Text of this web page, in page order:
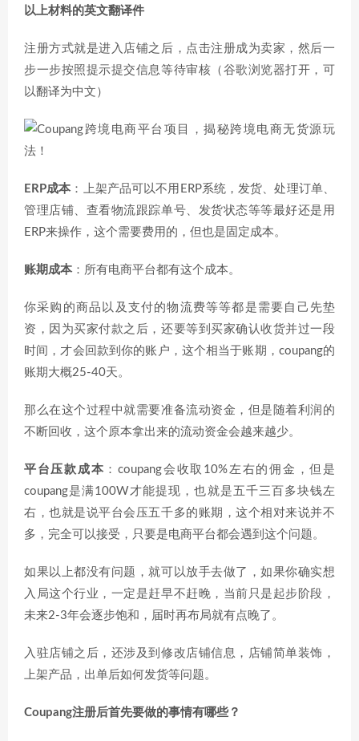
以上材料的英文翻译件
注册方式就是进入店铺之后，点击注册成为卖家，然后一
步一步按照提示提交信息等待审核（谷歌浏览器打开，可
以翻译为中文）
ERP成本 ：上架产品可以不用ERP系统，发货、处理订单、
管理店铺、查看物流跟踪单号、发货状态等等最好还是用
ERP来操作，这个需要费用的，但也是固定成本。
账期成本 ：所有电商平台都有这个成本。
你采购的商品以及支付的物流费等等都是需要自己先垫
资，因为买家付款之后，还要等到买家确认收货并过一段
时间，才会回款到你的账户，这个相当于账期，coupang的
账期大概25-40天。
那么在这个过程中就需要准备流动资金，但是随着利润的
不断回收，这个原本拿出来的流动资金会越来越少。
平台压款成本 ：coupang会收取10%左右的佣金，但是
coupang是满100W才能提现，也就是五千三百多块钱左
右，也就是说平台会压五千多的账期，这个相对来说并不
多，完全可以接受，只要是电商平台都会遇到这个问题。
如果以上都没有问题，就可以放手去做了，如果你确实想
入局这个行业，一定是赶早不赶晚，当前只是起步阶段，
未来2-3年会逐步饱和，届时再布局就有点晚了。
入驻店铺之后，还涉及到修改店铺信息，店铺简单装饰，
上架产品，出单后如何发货等问题。
Coupang注册后首先要做的事情有哪些？